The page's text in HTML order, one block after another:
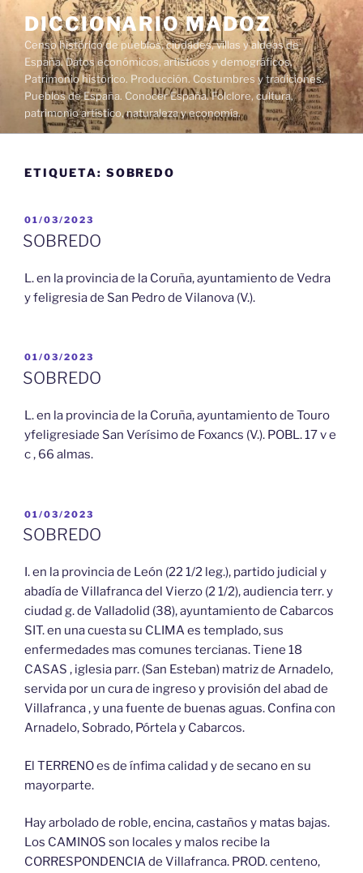
contenido
DICCIONARIO MADOZ
Censo histórico de pueblos, ciudades, villas y aldeas de
España. Datos económicos, artísticos y demográficos.
Patrimonio histórico. Producción. Costumbres y tradiciones.
Pueblos de España. Conocer España. Folclore, cultura,
patrimonio artístico, naturaleza y economía.
ETIQUETA: SOBREDO
PUBLICADO
EL
01/03/2023
SOBREDO
L. en la provincia de la Coruña, ayuntamiento de Vedra
y feligresia de San Pedro de Vilanova (V.).
PUBLICADO
EL
01/03/2023
SOBREDO
L. en la provincia de la Coruña, ayuntamiento de Touro
yfeligresiade San Verísimo de Foxancs (V.). POBL. 17 v e
c , 66 almas.
PUBLICADO
EL
01/03/2023
SOBREDO
I. en la provincia de León (22 1/2 leg.), partido judicial y
abadía de Villafranca del Vierzo (2 1/2), audiencia terr. y
ciudad g. de Valladolid (38), ayuntamiento de Cabarcos
SIT. en una cuesta su CLIMA es templado, sus
enfermedades mas comunes tercianas. Tiene 18
CASAS , iglesia parr. (San Esteban) matriz de Arnadelo,
servida por un cura de ingreso y provisión del abad de
Villafranca , y una fuente de buenas aguas. Confina con
Arnadelo, Sobrado, Pórtela y Cabarcos.
El TERRENO es de ínfima calidad y de secano en su
mayorparte.
Hay arbolado de roble, encina, castaños y matas bajas.
Los CAMINOS son locales y malos recibe la
CORRESPONDENCIA de Villafranca. PROD. centeno,